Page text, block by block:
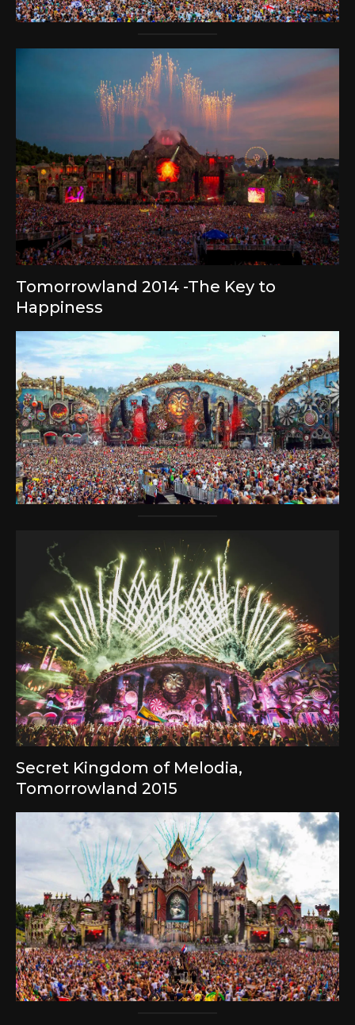
Tomorrowland 2014 -The Key to
Happiness
Secret Kingdom of Melodia,
Tomorrowland 2015